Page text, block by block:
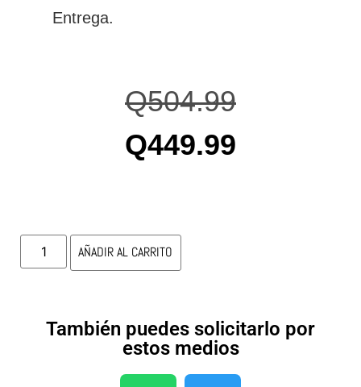
Entrega.
Q504.99
Q449.99
AÑADIR AL CARRITO
También puedes solicitarlo por
estos medios